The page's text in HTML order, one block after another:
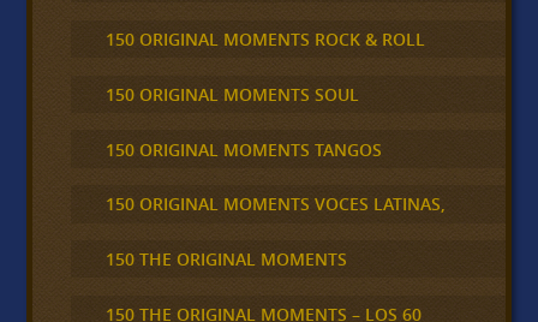
150 ORIGINAL MOMENTS ROCK & ROLL
150 ORIGINAL MOMENTS SOUL
150 ORIGINAL MOMENTS TANGOS
150 ORIGINAL MOMENTS VOCES LATINAS,
150 THE ORIGINAL MOMENTS
150 THE ORIGINAL MOMENTS – LOS 60